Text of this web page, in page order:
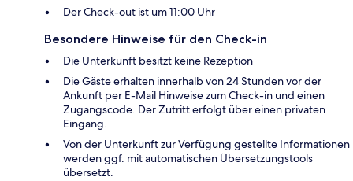
Der Check-out ist um 11:00 Uhr
Besondere Hinweise für den Check-in
Die Unterkunft besitzt keine Rezeption
Die Gäste erhalten innerhalb von 24 Stunden vor der
Ankunft per E-Mail Hinweise zum Check-in und einen
Zugangscode. Der Zutritt erfolgt über einen privaten
Eingang.
Von der Unterkunft zur Verfügung gestellte Informationen
werden ggf. mit automatischen Übersetzungstools
übersetzt.